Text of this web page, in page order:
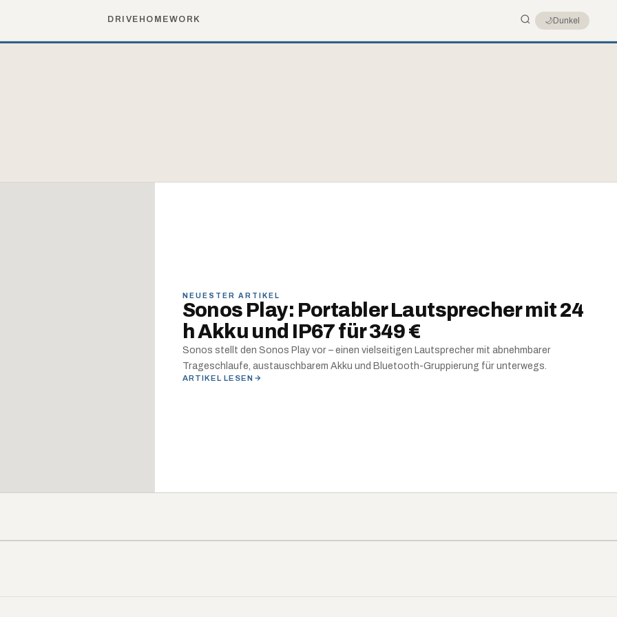
DRIVE HOMEWORK 🌙Dunkel
NEUESTER ARTIKEL
Sonos Play: Portabler Lautsprecher mit 24
h Akku und IP67 für 349 €
Sonos stellt den Sonos Play vor – einen vielseitigen Lautsprecher mit abnehmbarer
Trageschlaufe, austauschbarem Akku und Bluetooth-Gruppierung für unterwegs.
ARTIKEL LESEN